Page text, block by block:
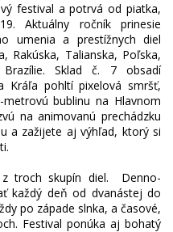
festival a potrvá od piatka,
Aktuálny ročník prinesie
umenia a prestížnych diel
Rakúska, Talianska, Poľska,
Sklad č. 7 obsadí
Kráľa pohltí pixelová smršť,
bublinu na Hlavnom
na animovanú prechádzku
a zažijete aj výhľad, ktorý si
troch skupín diel. Denno-
každý deň od dvanástej do
po západe slnka, a časové,
Festival ponúka aj bohatý